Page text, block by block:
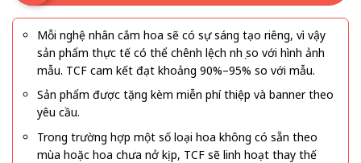
Mỗi nghệ nhân cắm hoa sẽ có sự sáng tạo riêng, vì vậy
sản phẩm thực tế có thể chênh lệch nhẹ so với hình ảnh
mẫu. TCF cam kết đạt khoảng 90%–95% so với mẫu.
Sản phẩm được tặng kèm miễn phí thiệp và banner theo
yêu cầu.
Trong trường hợp một số loại hoa không có sẵn theo
mùa hoặc hoa chưa nở kịp, TCF sẽ linh hoạt thay thế